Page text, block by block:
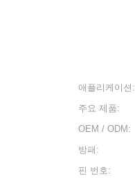
애플리케이션:
주요 제품:
OEM / ODM:
방패:
핀 번호: